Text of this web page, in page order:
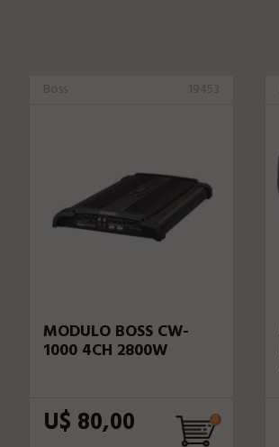
Boss 19453
MODULO BOSS CW-
1000 4CH 2800W
U$ 80,00